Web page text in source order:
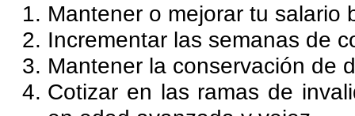
Mantener o mejorar tu salario
Incrementar las semanas de
Mantener la conservación de
Cotizar en las ramas de